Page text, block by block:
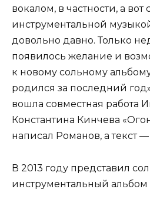
вокалом, в частности, а вот
инструментальной
довольно давно. Только
появилось желание и
к новому сольному
родился за последний
вошла совместная работа
Константина Кинчева
написал Романов, а текст
В 2013 году представил
инструментальный альбом